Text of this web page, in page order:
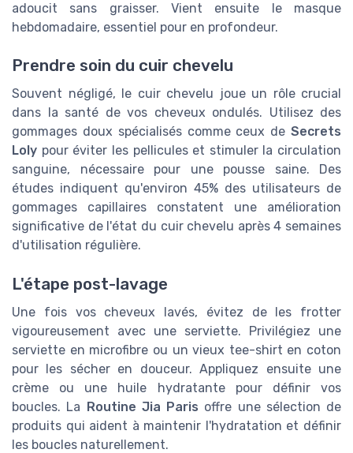
adoucit sans graisser. Vient ensuite le masque
hebdomadaire, essentiel pour en profondeur.
Prendre soin du cuir chevelu
Souvent négligé, le cuir chevelu joue un rôle crucial
dans la santé de vos cheveux ondulés. Utilisez des
gommages doux spécialisés comme ceux de Secrets
Loly pour éviter les pellicules et stimuler la circulation
sanguine, nécessaire pour une pousse saine. Des
études indiquent qu'environ 45% des utilisateurs de
gommages capillaires constatent une amélioration
significative de l'état du cuir chevelu après 4 semaines
d'utilisation régulière.
L'étape post-lavage
Une fois vos cheveux lavés, évitez de les frotter
vigoureusement avec une serviette. Privilégiez une
serviette en microfibre ou un vieux tee-shirt en coton
pour les sécher en douceur. Appliquez ensuite une
crème ou une huile hydratante pour définir vos
boucles. La Routine Jia Paris offre une sélection de
produits qui aident à maintenir l'hydratation et définir
les boucles naturellement.